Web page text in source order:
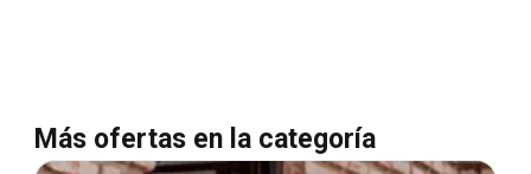
Más ofertas en la categoría